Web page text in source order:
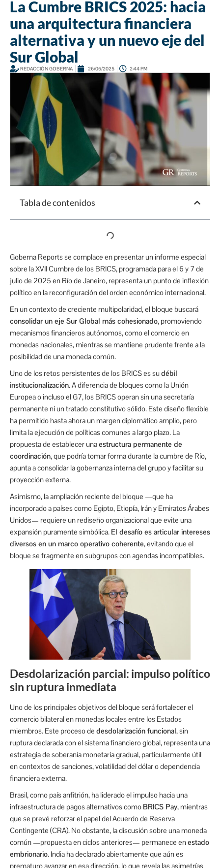
La Cumbre BRICS 2025: hacia
una arquitectura financiera
alternativa y un nuevo eje del
Sur Global
REDACCIÓN GOBERNA 26/06/2025 2:44 PM
Tabla de contenidos
Goberna Reports se complace en presentar un informe especial
sobre la XVII Cumbre de los BRICS, programada para el 6 y 7 de
julio de 2025 en Río de Janeiro, representa un punto de inflexión
político en la reconfiguración del orden económico internacional.
En un contexto de creciente multipolaridad, el bloque buscará
consolidar un eje Sur Global más cohesionado, promoviendo
mecanismos financieros autónomos, como el comercio en
monedas nacionales, mientras se mantiene prudente frente a la
posibilidad de una moneda común.
Uno de los retos persistentes de los BRICS es sudébil
institucionalización. A diferencia de bloques como la Unión
Europea o incluso el G7, los BRICS operan sin una secretaría
permanente ni un tratado constitutivo sólido. Este diseño flexible
ha permitido hasta ahora un margen diplomático amplio, pero
limita la ejecución de políticas comunes a largo plazo. La
propuesta de establecer unaestructura permanente de
coordinación, que podría tomar forma durante la cumbre de Río,
apunta a consolidar la gobernanza interna del grupo y facilitar su
proyección externa.
Asimismo, la ampliación reciente del bloque —que ha
incorporado a países como Egipto, Etiopía, Irán y Emiratos Árabes
Unidos— requiere un rediseño organizacional que evite una
expansión puramente simbólica. El desafío es articular intereses
diversos en un marco operativo coherente, evitando que el
bloque se fragmente en subgrupos con agendas incompatibles.
Desdolarización parcial: impulso político
sin ruptura inmediata
Uno de los principales objetivos del bloque será fortalecer el
comercio bilateral en monedas locales entre los Estados
miembros. Este proceso de desdolarización funcional, sin
ruptura declarada con el sistema financiero global, representa una
estrategia de soberanía monetaria gradual, particularmente útil
en contextos de sanciones, volatilidad del dólar o dependencia
financiera externa.
Brasil, como país anfitrión, ha liderado el impulso hacia una
infraestructura de pagos alternativos como BRICS Pay, mientras
que se prevé reforzar el papel del Acuerdo de Reserva
Contingente (CRA). No obstante, la discusión sobre una moneda
común —propuesta en ciclos anteriores— permanece enestado
embrionario. India ha declarado abiertamente que aún es
prematuro avanzar en esa dirección, lo que revela las asimetrías